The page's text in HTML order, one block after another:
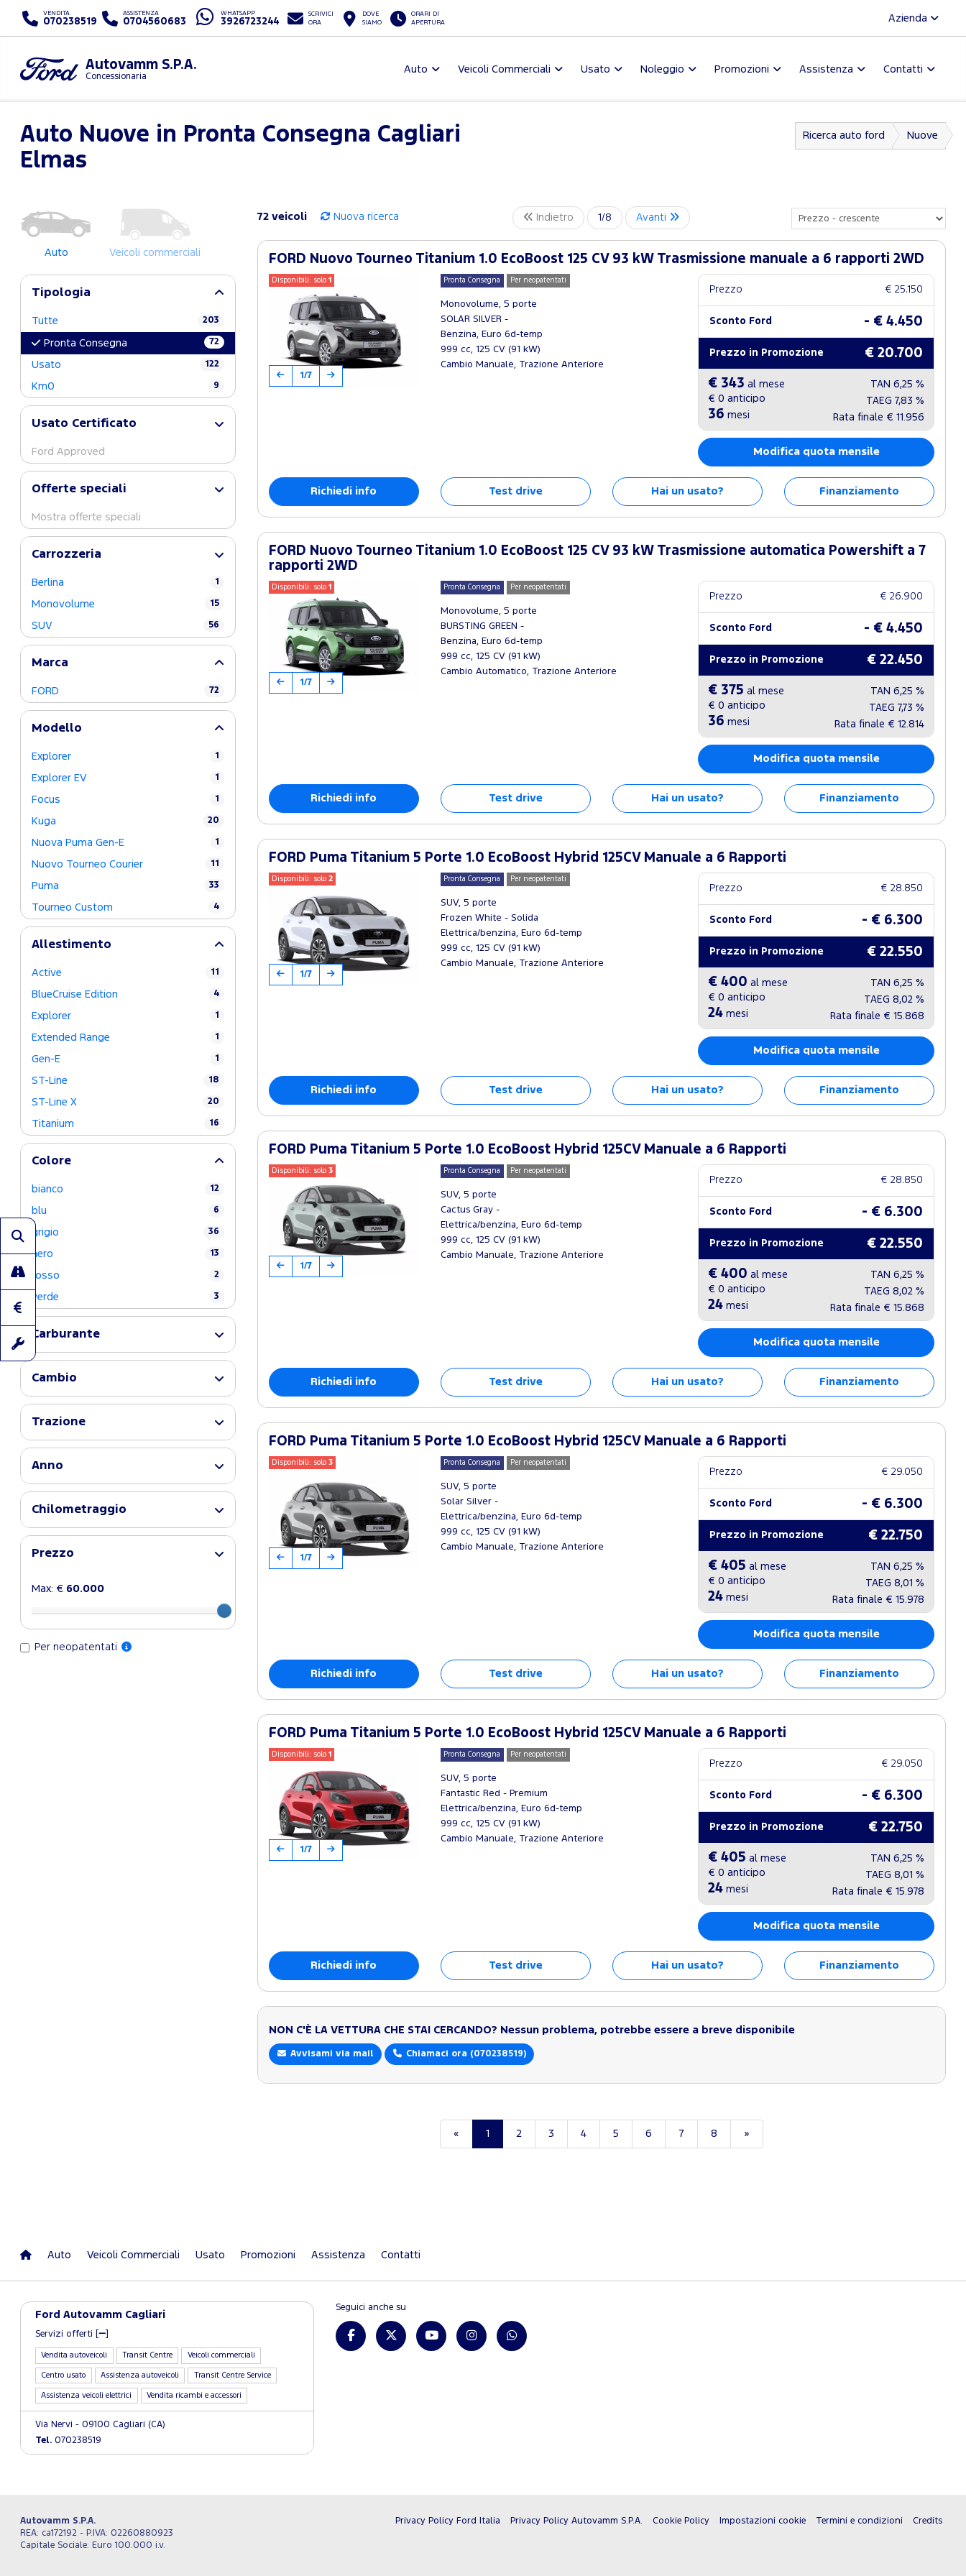
VENDITA
070238519
ASSISTENZA
0704560683
WHATSAPP
3926723244
SCRIVICI
ORA
DOVE
SIAMO
ORARI DI
APERTURA
Azienda
Autovamm S.P.A.
Concessionaria
Auto Veicoli Commerciali Usato Noleggio Promozioni Assistenza Contatti
Auto Nuove in Pronta Consegna Cagliari
Elmas
Ricerca auto ford Nuove
Auto Veicoli commerciali
Tipologia
Tutte 203
Pronta Consegna 72
Usato 122
Km0 9
Usato Certificato
Ford Approved
Offerte speciali
Mostra offerte speciali
Carrozzeria
Berlina 1
Monovolume 15
SUV 56
Marca
FORD 72
Modello
Explorer 1
Explorer EV 1
Focus 1
Kuga 20
Nuova Puma Gen-E 1
Nuovo Tourneo Courier 11
Puma 33
Tourneo Custom 4
Allestimento
Active 11
BlueCruise Edition 4
Explorer 1
Extended Range 1
Gen-E 1
ST-Line 18
ST-Line X 20
Titanium 16
Colore
bianco 12
blu 6
grigio 36
nero 13
rosso 2
verde 3
Carburante
Cambio
Trazione
Anno
Chilometraggio
Prezzo
Max: € 60.000
Per neopatentati
72 veicoli Nuova ricerca Indietro 1/8 Avanti
FORD Nuovo Tourneo Titanium 1.0 EcoBoost 125 CV 93 kW Trasmissione manuale a 6 rapporti 2WD
Disponibili: solo 1
1/7
Pronta Consegna Per neopatentati
Monovolume, 5 porte
SOLAR SILVER -
Benzina, Euro 6d-temp
999 cc, 125 CV (91 kW)
Cambio Manuale, Trazione Anteriore
Prezzo € 25.150
Sconto Ford - € 4.450
Prezzo in Promozione € 20.700
€ 343 al mese
€ 0 anticipo
36 mesi
TAN 6,25 %
TAEG 7,83 %
Rata finale € 11.956
Modifica quota mensile
Richiedi info Test drive Hai un usato? Finanziamento
FORD Nuovo Tourneo Titanium 1.0 EcoBoost 125 CV 93 kW Trasmissione automatica Powershift a 7
rapporti 2WD
Disponibili: solo 1
1/7
Pronta Consegna Per neopatentati
Monovolume, 5 porte
BURSTING GREEN -
Benzina, Euro 6d-temp
999 cc, 125 CV (91 kW)
Cambio Automatico, Trazione Anteriore
Prezzo € 26.900
Sconto Ford - € 4.450
Prezzo in Promozione € 22.450
€ 375 al mese
€ 0 anticipo
36 mesi
TAN 6,25 %
TAEG 7,73 %
Rata finale € 12.814
Modifica quota mensile
Richiedi info Test drive Hai un usato? Finanziamento
FORD Puma Titanium 5 Porte 1.0 EcoBoost Hybrid 125CV Manuale a 6 Rapporti
Disponibili: solo 2
1/7
Pronta Consegna Per neopatentati
SUV, 5 porte
Frozen White - Solida
Elettrica/benzina, Euro 6d-temp
999 cc, 125 CV (91 kW)
Cambio Manuale, Trazione Anteriore
Prezzo € 28.850
Sconto Ford - € 6.300
Prezzo in Promozione € 22.550
€ 400 al mese
€ 0 anticipo
24 mesi
TAN 6,25 %
TAEG 8,02 %
Rata finale € 15.868
Modifica quota mensile
Richiedi info Test drive Hai un usato? Finanziamento
FORD Puma Titanium 5 Porte 1.0 EcoBoost Hybrid 125CV Manuale a 6 Rapporti
Disponibili: solo 3
1/7
Pronta Consegna Per neopatentati
SUV, 5 porte
Cactus Gray -
Elettrica/benzina, Euro 6d-temp
999 cc, 125 CV (91 kW)
Cambio Manuale, Trazione Anteriore
Prezzo € 28.850
Sconto Ford - € 6.300
Prezzo in Promozione € 22.550
€ 400 al mese
€ 0 anticipo
24 mesi
TAN 6,25 %
TAEG 8,02 %
Rata finale € 15.868
Modifica quota mensile
Richiedi info Test drive Hai un usato? Finanziamento
FORD Puma Titanium 5 Porte 1.0 EcoBoost Hybrid 125CV Manuale a 6 Rapporti
Disponibili: solo 3
1/7
Pronta Consegna Per neopatentati
SUV, 5 porte
Solar Silver -
Elettrica/benzina, Euro 6d-temp
999 cc, 125 CV (91 kW)
Cambio Manuale, Trazione Anteriore
Prezzo € 29.050
Sconto Ford - € 6.300
Prezzo in Promozione € 22.750
€ 405 al mese
€ 0 anticipo
24 mesi
TAN 6,25 %
TAEG 8,01 %
Rata finale € 15.978
Modifica quota mensile
Richiedi info Test drive Hai un usato? Finanziamento
FORD Puma Titanium 5 Porte 1.0 EcoBoost Hybrid 125CV Manuale a 6 Rapporti
Disponibili: solo 1
1/7
Pronta Consegna Per neopatentati
SUV, 5 porte
Fantastic Red - Premium
Elettrica/benzina, Euro 6d-temp
999 cc, 125 CV (91 kW)
Cambio Manuale, Trazione Anteriore
Prezzo € 29.050
Sconto Ford - € 6.300
Prezzo in Promozione € 22.750
€ 405 al mese
€ 0 anticipo
24 mesi
TAN 6,25 %
TAEG 8,01 %
Rata finale € 15.978
Modifica quota mensile
Richiedi info Test drive Hai un usato? Finanziamento
NON C'È LA VETTURA CHE STAI CERCANDO? Nessun problema, potrebbe essere a breve disponibile
Avvisami via mail Chiamaci ora (070238519)
« 1 2 3 4 5 6 7 8 »
Auto Veicoli Commerciali Usato Promozioni Assistenza Contatti
Ford Autovamm Cagliari
Servizi offerti [
Vendita autoveicoli Transit Centre Veicoli commerciali
Centro usato Assistenza autoveicoli Transit Centre Service
Assistenza veicoli elettrici Vendita ricambi e accessori
Via Nervi - 09100 Cagliari (CA)
Tel. 070238519
Seguici anche su
Autovamm S.P.A.
REA: ca172192 - P.IVA: 02260880923
Capitale Sociale: Euro 100.000 i.v.
Privacy Policy Ford Italia Privacy Policy Autovamm S.P.A. Cookie Policy Impostazioni cookie Termini e condizioni Credits